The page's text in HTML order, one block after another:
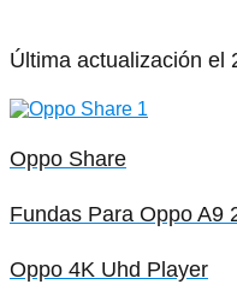
Última actualización el
Oppo Share
Fundas Para Oppo A9
Oppo 4K Uhd Player